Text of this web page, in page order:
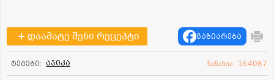
დაამატე შენი რეცეპტი გაზიარება
ტეგები: აჯიკა ნანახია: 164087